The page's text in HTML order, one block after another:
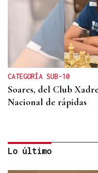
CATEGORÍA SUB-10
Soares, del Club
Nacional de rápidas
Lo último